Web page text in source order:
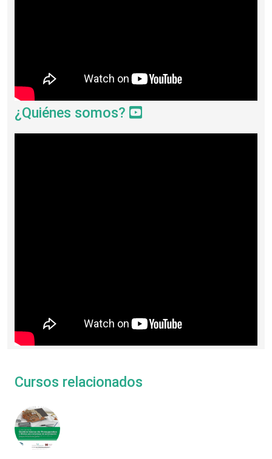
¿Quiénes somos?
Cursos relacionados